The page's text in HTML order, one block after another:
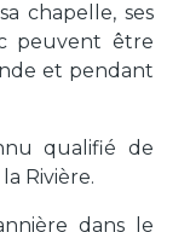
chapelle, ses
peuvent être
et pendant
qualifié de
Rivière.
dans le